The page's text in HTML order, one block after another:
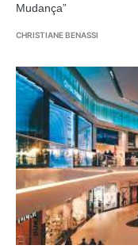
Mudança”
CHRISTIANE BENASSI